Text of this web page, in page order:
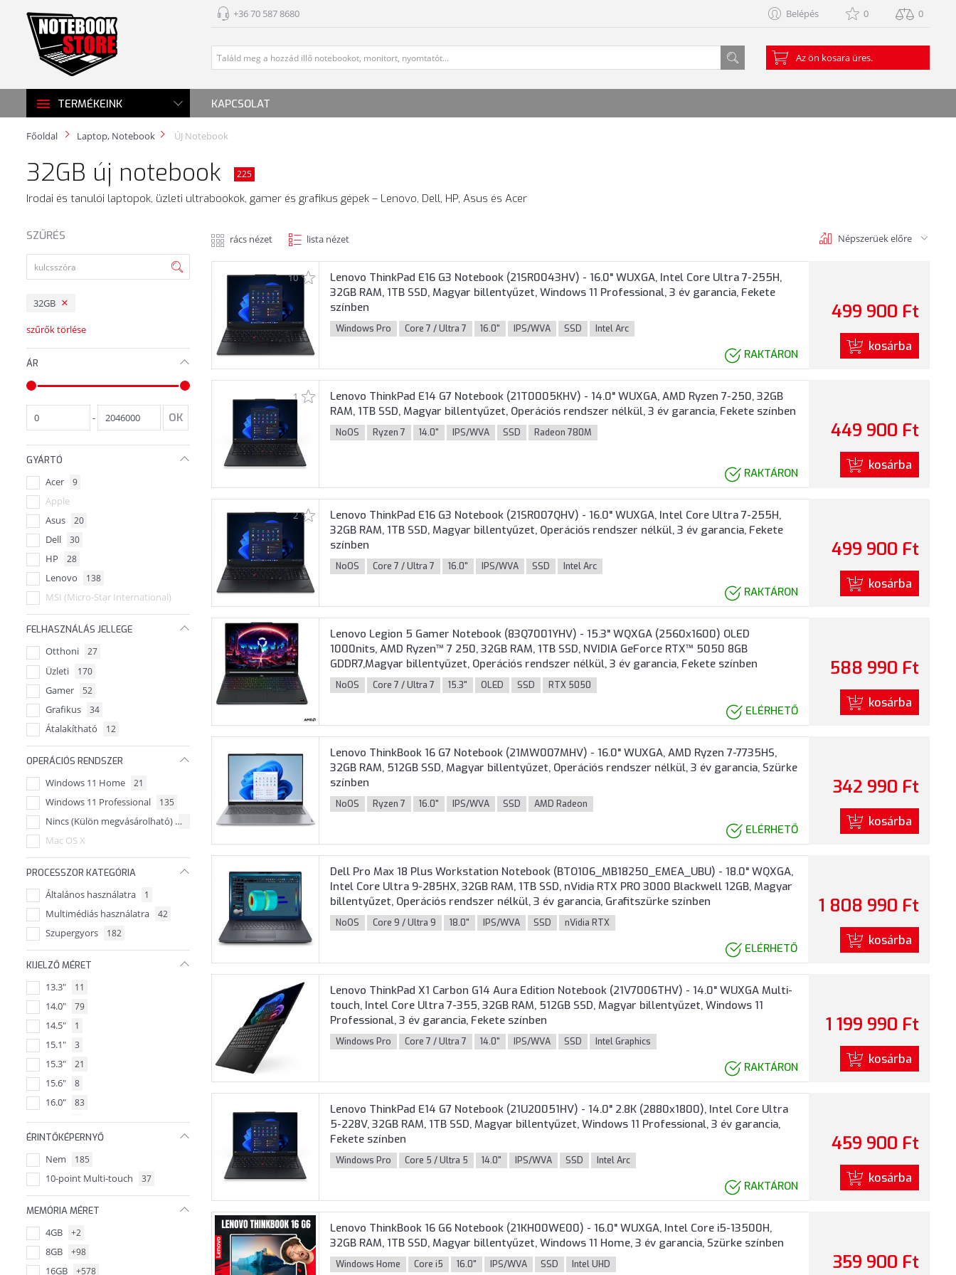
+36 70 587 8680 Belépés 0 0
Az ön kosara üres.
TERMÉKEINK KAPCSOLAT
Főoldal Laptop, Notebook ÚJ Notebook
32GB új notebook 225
Irodai és tanulói laptopok, üzleti ultrabookok, gamer és grafikus gépek – Lenovo, Dell, HP, Asus és Acer
SZŰRÉS
32GB
szűrők törlése
ÁR
-
GYÁRTÓ
Acer 9
Apple
Asus
20
Dell 30
HP 28
Lenovo 138
MSI (Micro-Star International)
FELHASZNÁLÁS JELLEGE
Otthoni 27
Üzleti 170
Gamer 52
Grafikus 34
Átalakítható 12
OPERÁCIÓS RENDSZER
Windows 11 Home 21
Windows 11 Professional 135
Nincs (Külön megvásárolható)
Mac OS X
PROCESSZOR KATEGÓRIA
Általános használatra 1
Multimédiás használatra 42
Szupergyors 182
KIJELZŐ MÉRET
13.3" 11
14.0" 79
14.5" 1
15.1" 3
15.3" 21
15.6" 8
16.0" 83
16.3" 1
16.1" 2
17.3" 2
18.0" 14
14.2"
ÉRINTŐKÉPERNYŐ
Nem 185
10-point Multi-touch 37
MEMÓRIA MÉRET
4GB +2
8GB +98
16GB +578
rács nézet lista nézet Népszerüek előre
10
Lenovo ThinkPad E16 G3 Notebook (21SR0043HV) - 16.0" WUXGA, Intel Core Ultra 7-255H,
32GB RAM, 1TB SSD, Magyar billentyűzet, Windows 11 Professional, 3 év garancia, Fekete
színben
Windows Pro Core 7 / Ultra 7 16.0" IPS/WVA SSD Intel Arc
RAKTÁRON
499 900 Ft
kosárba
1
Lenovo ThinkPad E14 G7 Notebook (21T0005KHV) - 14.0" WUXGA, AMD Ryzen 7-250, 32GB
RAM, 1TB SSD, Magyar billentyűzet, Operációs rendszer nélkül, 3 év garancia, Fekete színben
NoOS Ryzen 7 14.0" IPS/WVA SSD Radeon 780M
RAKTÁRON
449 900 Ft
kosárba
2
Lenovo ThinkPad E16 G3 Notebook (21SR007QHV) - 16.0" WUXGA, Intel Core Ultra 7-255H,
32GB RAM, 1TB SSD, Magyar billentyűzet, Operációs rendszer nélkül, 3 év garancia, Fekete
színben
NoOS Core 7 / Ultra 7 16.0" IPS/WVA SSD Intel Arc
RAKTÁRON
499 900 Ft
kosárba
Lenovo Legion 5 Gamer Notebook (83Q7001YHV) - 15.3" WQXGA (2560x1600) OLED
1000nits, AMD Ryzen™ 7 250, 32GB RAM, 1TB SSD, NVIDIA GeForce RTX™ 5050 8GB
GDDR7,Magyar billentyűzet, Operációs rendszer nélkül, 3 év garancia, Fekete színben
NoOS Core 7 / Ultra 7 15.3" OLED SSD RTX 5050
ELÉRHETŐ
588 990 Ft
kosárba
Lenovo ThinkBook 16 G7 Notebook (21MW007MHV) - 16.0" WUXGA, AMD Ryzen 7-7735HS,
32GB RAM, 512GB SSD, Magyar billentyűzet, Operációs rendszer nélkül, 3 év garancia, Szürke
színben
NoOS Ryzen 7 16.0" IPS/WVA SSD AMD Radeon
ELÉRHETŐ
342 990 Ft
kosárba
Dell Pro Max 18 Plus Workstation Notebook (BTO106_MB18250_EMEA_UBU) - 18.0" WQXGA,
Intel Core Ultra 9-285HX, 32GB RAM, 1TB SSD, nVidia RTX PRO 3000 Blackwell 12GB, Magyar
billentyűzet, Operációs rendszer nélkül, 3 év garancia, Grafitszürke színben
NoOS Core 9 / Ultra 9 18.0" IPS/WVA SSD nVidia RTX
ELÉRHETŐ
1 808 990 Ft
kosárba
Lenovo ThinkPad X1 Carbon G14 Aura Edition Notebook (21V7006THV) - 14.0" WUXGA Multi-
touch, Intel Core Ultra 7-355, 32GB RAM, 512GB SSD, Magyar billentyűzet, Windows 11
Professional, 3 év garancia, Fekete színben
Windows Pro Core 7 / Ultra 7 14.0" IPS/WVA SSD Intel Graphics
RAKTÁRON
1 199 990 Ft
kosárba
Lenovo ThinkPad E14 G7 Notebook (21U20051HV) - 14.0" 2.8K (2880x1800), Intel Core Ultra
5-228V, 32GB RAM, 1TB SSD, Magyar billentyűzet, Windows 11 Professional, 3 év garancia,
Fekete színben
Windows Pro Core 5 / Ultra 5 14.0" IPS/WVA SSD Intel Arc
RAKTÁRON
459 900 Ft
kosárba
Lenovo ThinkBook 16 G6 Notebook (21KH00WE00) - 16.0" WUXGA, Intel Core i5-13500H,
32GB RAM, 1TB SSD, Magyar billentyűzet, Windows 11 Home, 3 év garancia, Szürke színben
Windows Home Core i5 16.0" IPS/WVA SSD Intel UHD 359 900 Ft